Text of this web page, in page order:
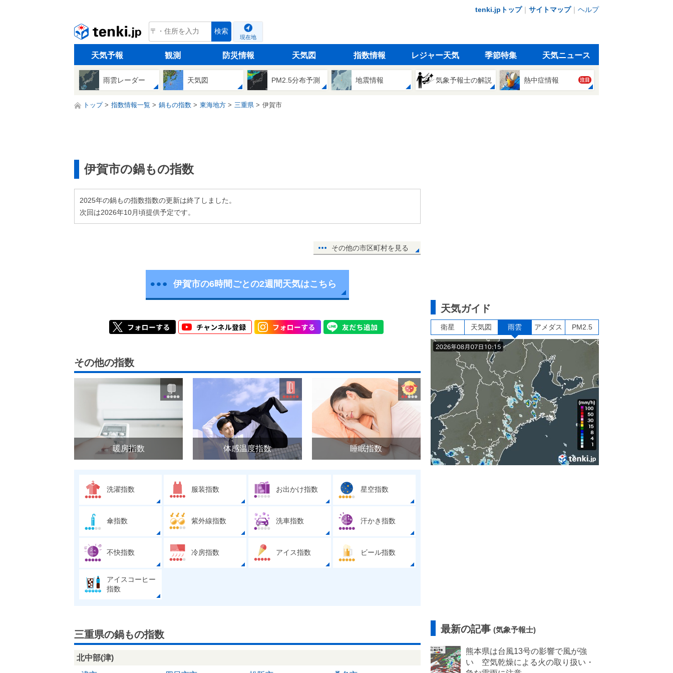
tenki.jpトップ｜ サイトマップ｜ ヘルプ
tenki.jp 検索
現在地
天気予報 観測 防災情報 天気図 指数情報 レジャー天気 季節特集 天気ニュース
雨雲レーダー 天気図 PM2.5分布予測 地震情報 気象予報士の解説 熱中症情報 注目
トップ 指数情報一覧 鍋もの指数 東海地方 三重県 伊賀市
伊賀市の鍋もの指数
2025年の鍋もの指数指数の更新は終了しました。
次回は2026年10月頃提供予定です。
その他の市区町村を見る
伊賀市の6時間ごとの2週間天気はこちら
その他の指数
暖房指数 体感温度指数 睡眠指数
洗濯指数 服装指数 お出かけ指数 星空指数
傘指数 紫外線指数 洗車指数 汗かき指数
不快指数 冷房指数 アイス指数 ビール指数
アイスコーヒー
指数
三重県の鍋もの指数
北中部(津)
天気ガイド
衛星 天気図 雨雲 アメダス PM2.5
最新の記事 (気象予報士)
熊本県は台風13号の影響で風が強
い 空気乾燥による火の取り扱い・